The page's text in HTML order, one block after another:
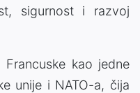
sigurnost i razvoj
kao jedne
unije i NATO-a, čija